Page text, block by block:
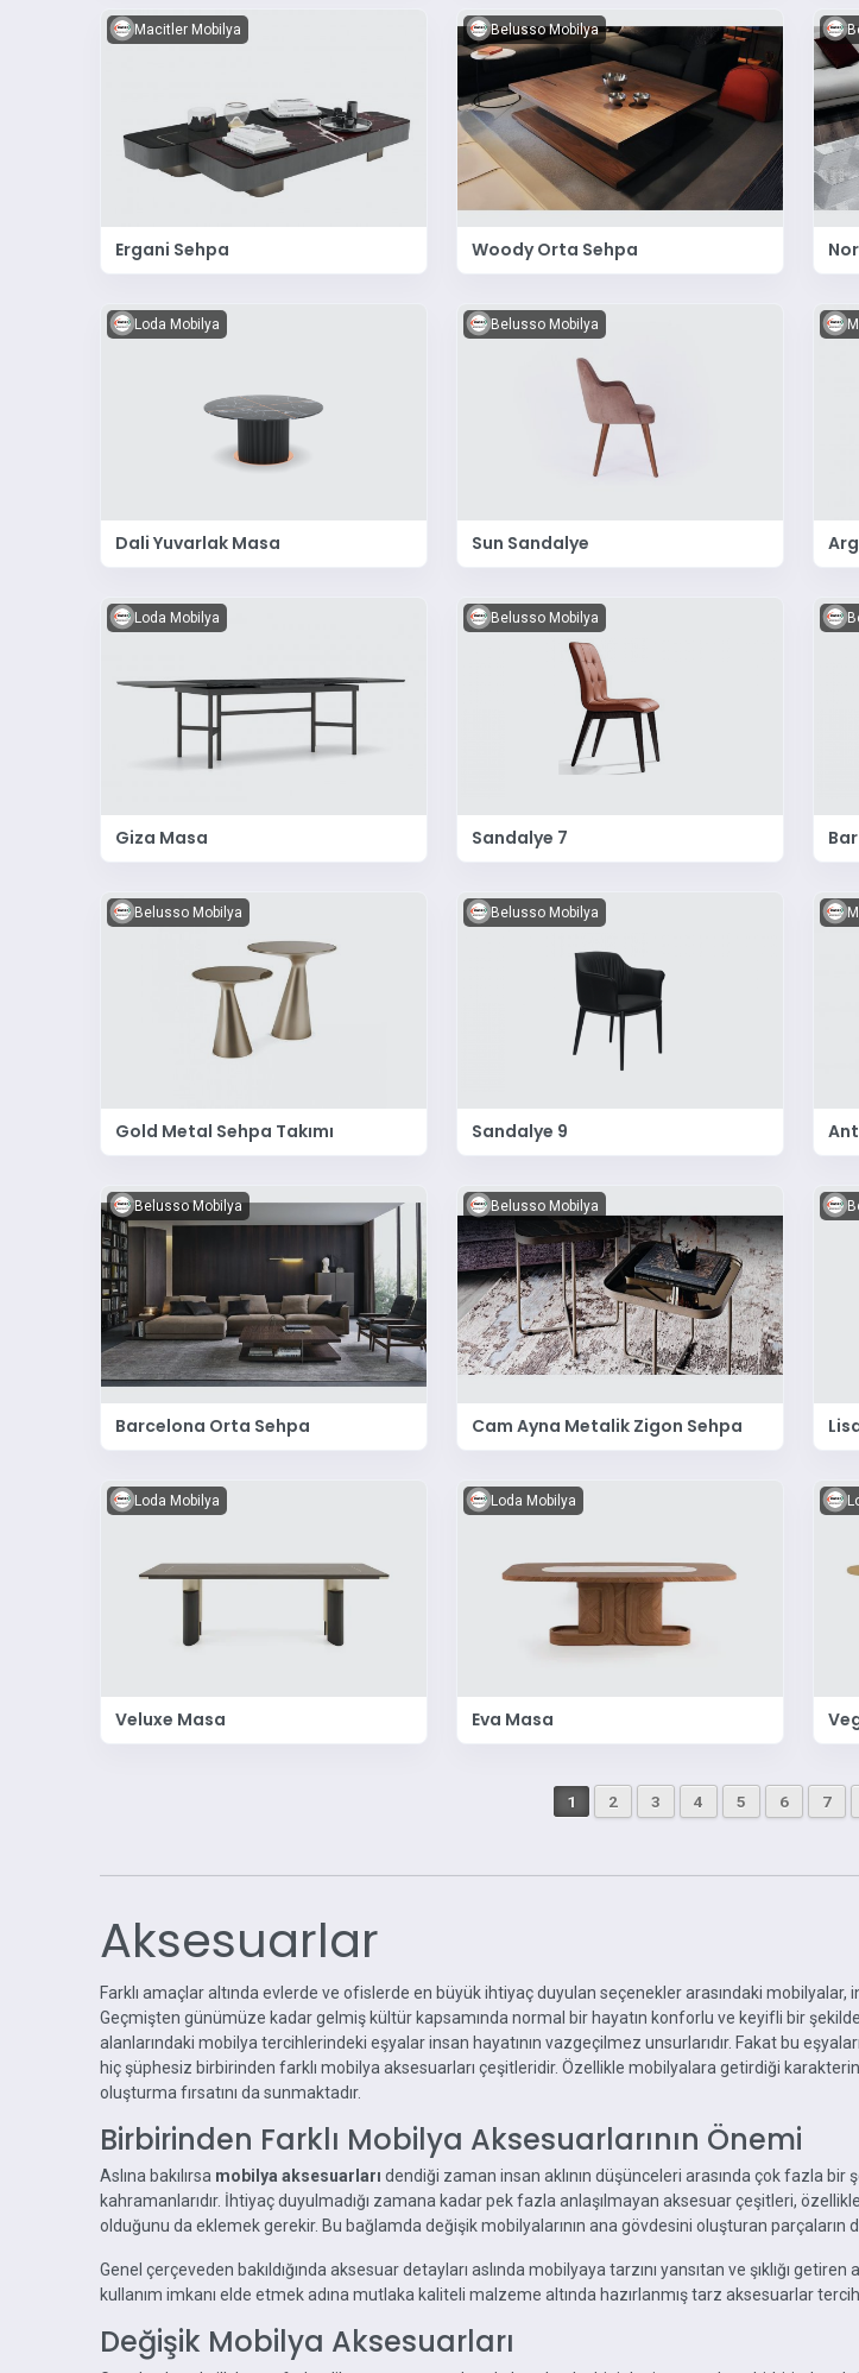
Macitler Mobilya
Ergani Sehpa
Belusso Mobilya
Woody Orta Sehpa
Loda Mobilya
Dali Yuvarlak Masa
Belusso Mobilya
Sun Sandalye
Loda Mobilya
Giza Masa
Belusso Mobilya
Sandalye 7
Belusso Mobilya
Gold Metal Sehpa Takımı
Belusso Mobilya
Sandalye 9
Belusso Mobilya
Barcelona Orta Sehpa
Belusso Mobilya
Cam Ayna Metalik Zigon Sehpa
Loda Mobilya
Veluxe Masa
Loda Mobilya
Eva Masa
1 2 3 4 5 6 7
Aksesuarlar
Farklı amaçlar altında evlerde ve ofislerde en büyük ihtiyaç duyulan seçenekler arasındaki
Geçmişten günümüze kadar gelmiş kültür kapsamında normal bir hayatın konforlu ve keyifli bir
alanlarındaki mobilya tercihlerindeki eşyalar insan hayatının vazgeçilmez unsurlarıdır. Fakat bu
hiç şüphesiz birbirinden farklı mobilya aksesuarları çeşitleridir. Özellikle mobilyalara getirdiği
oluşturma fırsatını da sunmaktadır.
Birbirinden Farklı Mobilya Aksesuarlarının Önemi
Aslına bakılırsa mobilya aksesuarları dendiği zaman insan aklının düşünceleri arasında çok fazla
kahramanlarıdır. İhtiyaç duyulmadığı zamana kadar pek fazla anlaşılmayan aksesuar çeşitleri,
olduğunu da eklemek gerekir. Bu bağlamda değişik mobilyalarının ana gövdesini oluşturan parçaların
Genel çerçeveden bakıldığında aksesuar detayları aslında mobilyaya tarzını yansıtan ve şıklığı
kullanım imkanı elde etmek adına mutlaka kaliteli malzeme altında hazırlanmış tarz aksesuarlar
Değişik Mobilya Aksesuarları